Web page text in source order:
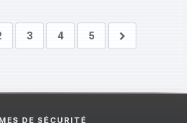
3 4 5
DE SÉCURITÉ